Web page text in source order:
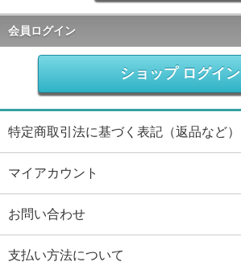
会員ログイン
ショップ ログイン
特定商取引法に基づく表記（返品など）
マイアカウント
お問い合わせ
支払い方法について